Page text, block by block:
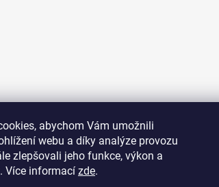
abychom Vám umožnili
webu a díky analýze provozu
zlepšovali jeho funkce, výkon a
Více informací zde.